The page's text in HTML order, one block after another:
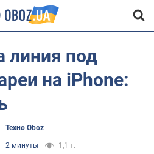
линия под
на iPhone:
Техно Oboz
2 минуты 1,1 т.